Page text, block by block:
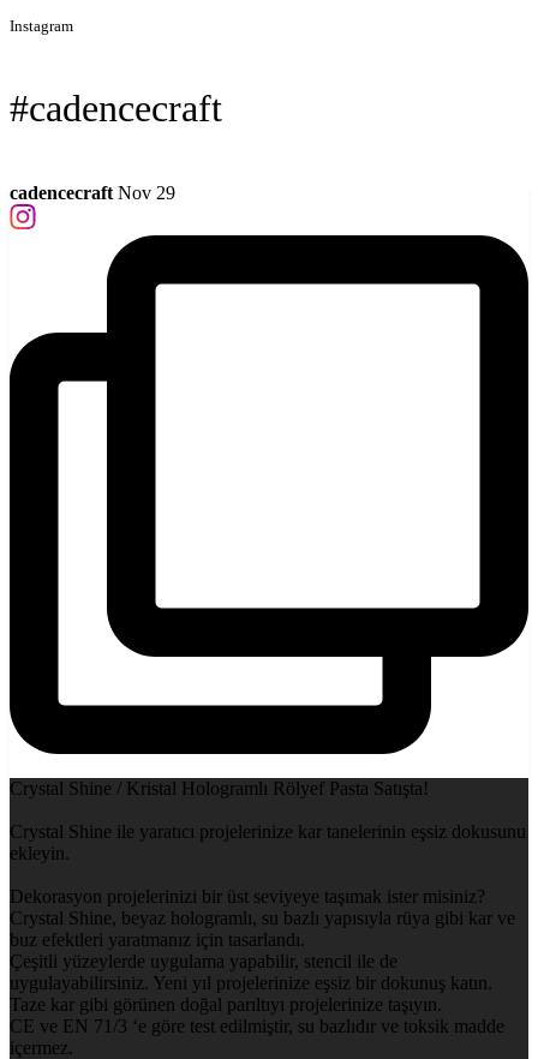
Instagram
#cadencecraft
cadencecraft Nov 29
Crystal Shine / Kristal Hologramlı Rölyef Pasta Satışta!
Crystal Shine ile yaratıcı projelerinize kar tanelerinin eşsiz dokusunu
ekleyin.
Dekorasyon projelerinizi bir üst seviyeye taşımak ister misiniz?
Crystal Shine, beyaz hologramlı, su bazlı yapısıyla rüya gibi kar ve
buz efektleri yaratmanız için tasarlandı.
Çeşitli yüzeylerde uygulama yapabilir, stencil ile de
uygulayabilirsiniz. Yeni yıl projelerinize eşsiz bir dokunuş katın.
Taze kar gibi görünen doğal parıltıyı projelerinize taşıyın.
CE ve EN 71/3 ‘e göre test edilmiştir, su bazlıdır ve toksik madde
içermez.